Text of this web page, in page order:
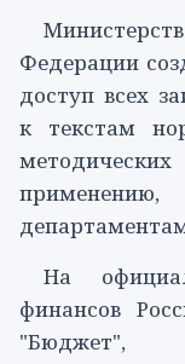
Федерации
доступ всех
к текстам
На
финансов
"Бюджет",